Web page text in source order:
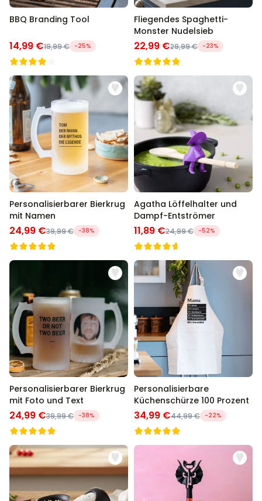
BBQ Branding Tool
14,99 €19,99 € -25%
Fliegendes Spaghetti-
Monster Nudelsieb
22,99 €29,99 € -23%
Personalisierbarer Bierkrug
mit Namen
24,99 €39,99 € -38%
Agatha Löffelhalter und
Dampf-Entströmer
11,89 €24,99 € -52%
Personalisierbarer Bierkrug
mit Foto und Text
24,99 €39,99 € -38%
Personalisierbare
Küchenschürze 100 Prozent
34,99 €44,99 € -22%